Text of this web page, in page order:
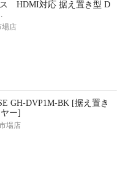
HDMI対応 据え置き型 D
場店
GH-DVP1M-BK [据え置き
ー]
場店